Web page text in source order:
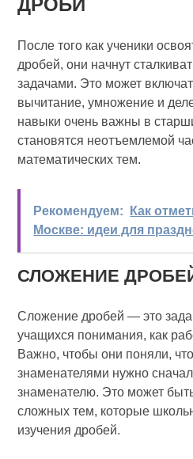
ДРОБИ
После того как ученики
дробей, они начнут
задачами. Это может
вычитание, умножение и
навыки очень важны в
становятся неотъемлемой
математических тем.
Рекомендуем:
Как
Москве: идеи для
СЛОЖЕНИЕ
Сложение дробей — это
учащихся понимания, как
Важно, чтобы они поняли,
знаменателями нужно
знаменателю. Это может
сложных тем, которые
изучения дробей.